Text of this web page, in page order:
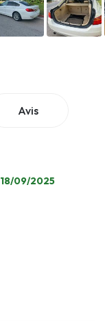
Avis
18/09/2025